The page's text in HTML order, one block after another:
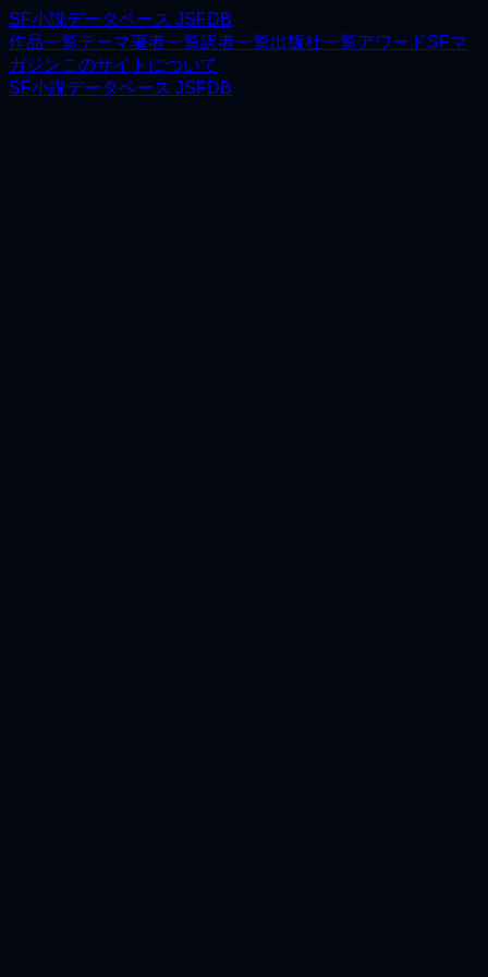
SF小説データベース JSFDB
作品一覧テーマ著者一覧訳者一覧出版社一覧アワードSFマ
ガジンこのサイトについて
SF小説データベース JSFDB